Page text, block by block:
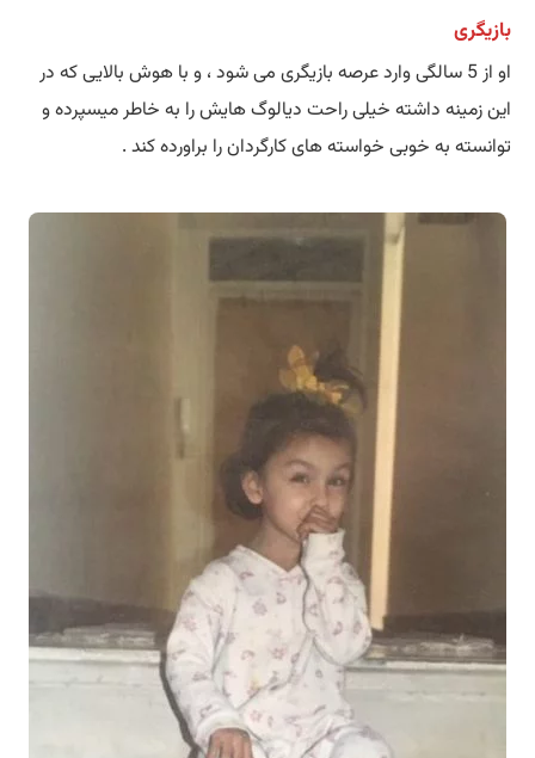
بازیگری
او از 5 سالگی وارد عرصه بازیگری می شود ، و با هوش بالایی که در
این زمینه داشته خیلی راحت دیالوگ هایش را به خاطر میسپرده و
توانسته به خوبی خواسته های کارگردان را براورده کند .